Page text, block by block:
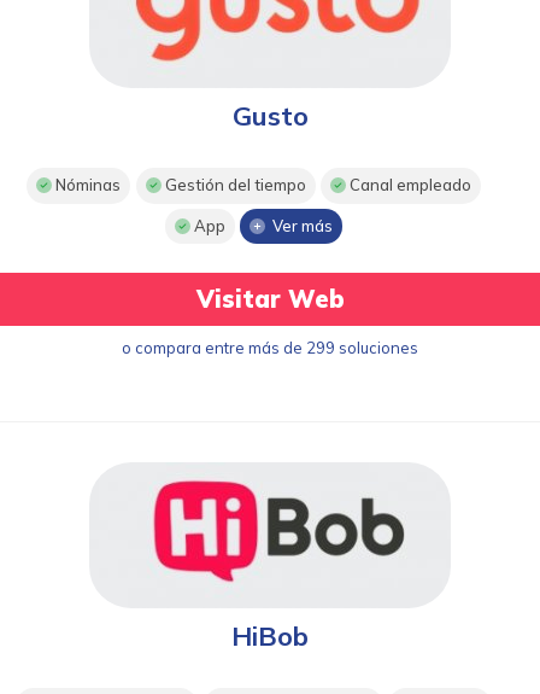
Gusto
Nóminas Gestión del tiempo Canal empleado
App Ver más
Visitar Web
o compara entre más de 299 soluciones
HiBob